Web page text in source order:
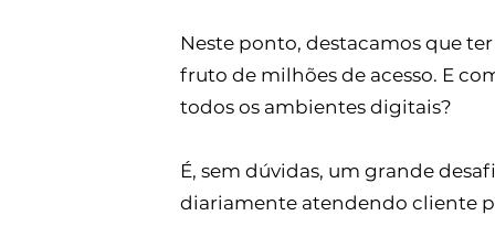
Neste ponto, destacamos que
fruto de milhões de acesso. E
todos os ambientes digitais?
É, sem dúvidas, um grande
diariamente atendendo cliente